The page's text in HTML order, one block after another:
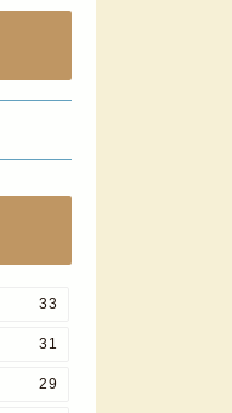
33
31
29